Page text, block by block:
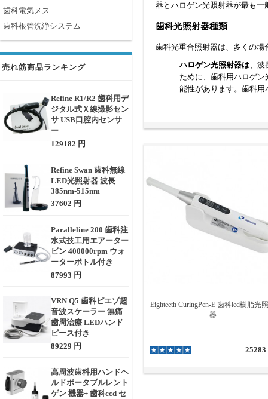
歯科電気メス
歯科根管洗浄システム
売れ筋商品ランキング
Refine R1/R2 歯科用デ
ジタル式Ｘ線撮影セン
サ USB口腔内センサ
ー
129182 円
Refine Swan 歯科無線
LED光照射器 波長
385nm-515nm
37602 円
Paralleline 200 歯科注
水式技工用エアーター
ビン 400000rpm ウォ
ーターボトル付き
87993 円
VRN Q5 歯科ピエゾ超
音波スケーラー 無痛
歯周治療 LEDハンド
ピース付き
89229 円
高周波歯科用ハンドヘ
ルドポータブルレント
ゲン 機器+ 歯科ccd セ
器とハロゲン光照射器が最も
歯科光照射器種類
歯科光重合照射器は、多くの
ハロゲン光照射器は、波
ために、歯科用ハロゲ
能性があります。歯科
ヒントがあります。ほ
診療用の光重合照射器を選択
あなたの歯科医院に適用する
を見つけることに重点を置く
光照射器の照射器ライトチッ
さが低く、光の均一性と浸透
Eighteeth CuringPen-E 歯科led樹脂光
器
25283